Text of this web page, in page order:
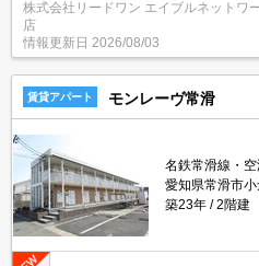
株式会社リードワン エイブルネットワ
店
情報更新日 2026/08/03
賃貸アパート モンレーヴ常滑
名鉄常滑線・
愛知県常滑市小
築23年
2階建